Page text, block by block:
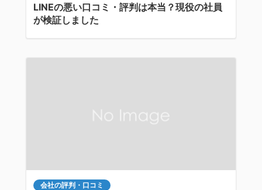
LINEの悪い口コミ・評判は本当？現役の社員
が検証しました
会社の評判・口コミ